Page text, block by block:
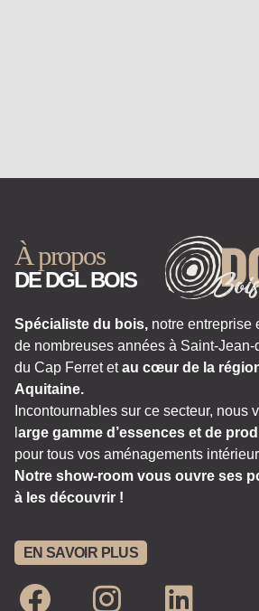
À propos
DE DGL BOIS
Spécialiste du bois, notre entreprise
de nombreuses années à Saint-Jean-
du Cap Ferret etau cœur de la
Aquitaine.
Incontournables sur ce secteur, nous
arge gamme d’essences et de
pour tous vos aménagements
Notre show-room vous ouvre ses
à les découvrir !
EN SAVOIR PLUS